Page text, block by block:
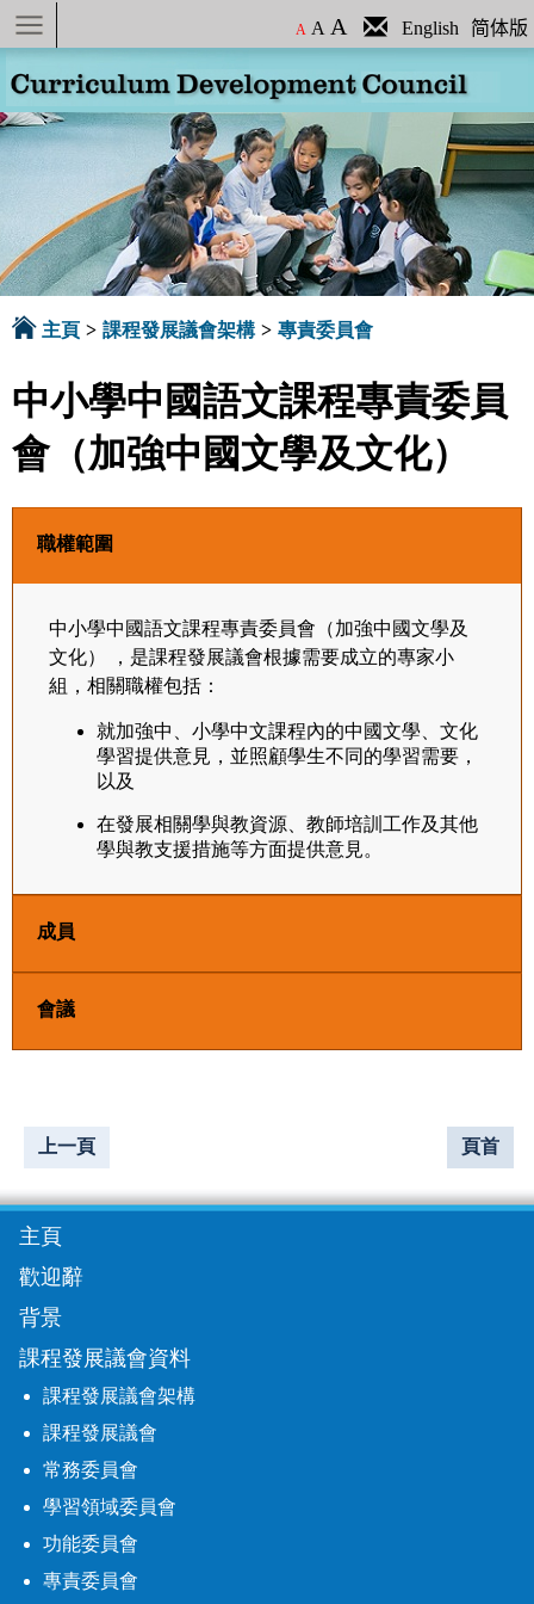
A A A English 简体版
主頁 > 課程發展議會架構 > 專責委員會
中小學中國語文課程專責委員
會（加強中國文學及文化）
職權範圍
中小學中國語文課程專責委員會（加強中國文學及
文化） ，是課程發展議會根據需要成立的專家小
組，相關職權包括：
就加強中、小學中文課程內的中國文學、文化
學習提供意見，並照顧學生不同的學習需要，
以及
在發展相關學與教資源、教師培訓工作及其他
學與教支援措施等方面提供意見。
成員
會議
上一頁 頁首
主頁
歡迎辭
背景
課程發展議會資料
課程發展議會架構
課程發展議會
常務委員會
學習領域委員會
功能委員會
專責委員會